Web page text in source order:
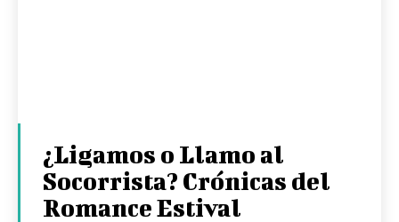
¿Ligamos o Llamo al
Socorrista? Crónicas del
Romance Estival